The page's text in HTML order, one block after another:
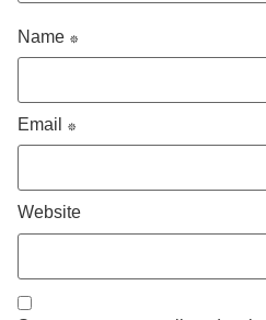
Name *
Email *
Website